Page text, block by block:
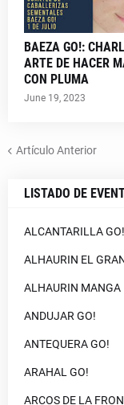
BAEZA GO!:
ARTE DE HACER
CON PLUMA
June 19, 2023
Artículo Anterior
LISTADO DE
ALCANTARILLA GO!
ALHAURIN EL
ALHAURIN MANGA
ANDUJAR GO!
ANTEQUERA GO!
ARAHAL GO!
ARCOS DE LA